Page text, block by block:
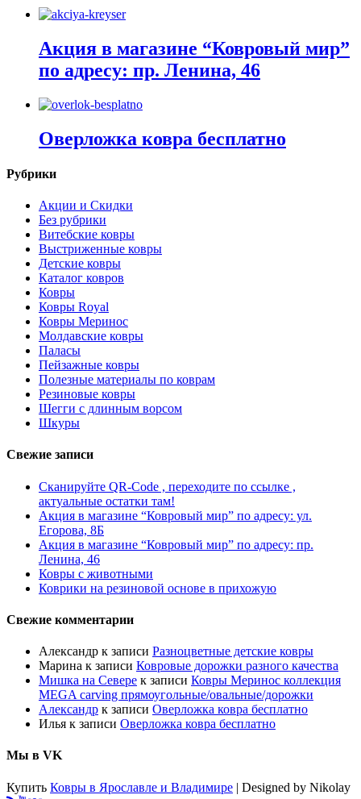
Акция в магазине “Ковровый мир”
по адресу: пр. Ленина, 46
Оверложка ковра бесплатно
Рубрики
Акции и Скидки
Без рубрики
Витебские ковры
Выстриженные ковры
Детские ковры
Каталог ковров
Ковры
Ковры Royal
Ковры Меринос
Молдавские ковры
Паласы
Пейзажные ковры
Полезные материалы по коврам
Резиновые ковры
Шегги с длинным ворсом
Шкуры
Свежие записи
Сканируйте QR-Code , переходите по ссылке ,
актуальные остатки там!
Акция в магазине “Ковровый мир” по адресу: ул.
Егорова, 8Б
Акция в магазине “Ковровый мир” по адресу: пр.
Ленина, 46
Ковры с животными
Коврики на резиновой основе в прихожую
Свежие комментарии
Александр к записи Разноцветные детские ковры
Марина к записи Ковровые дорожки разного качества
Мишка на Севере к записи Ковры Меринос коллекция
MEGA carving прямоугольные/овальные/дорожки
Александр к записи Оверложка ковра бесплатно
Илья к записи Оверложка ковра бесплатно
Мы в VK
Купить Ковры в Ярославле и Владимире | Designed by Nikolay